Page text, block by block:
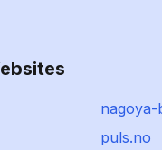
nagoya-
puls.no